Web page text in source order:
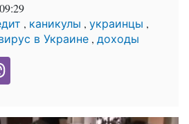
, каникулы , украинцы ,
в Украине , доходы